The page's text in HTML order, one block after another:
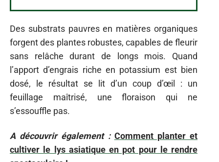
Des substrats pauvres en matières organiques
forgent des plantes robustes, capables de fleurir
sans relâche durant de longs mois. Quand
l’apport d’engrais riche en potassium est bien
dosé, le résultat se lit d’un coup d’œil : un
feuillage maîtrisé, une floraison qui ne
s’essouffle pas.
A découvrir également : Comment planter et
cultiver le lys asiatique en pot pour le rendre